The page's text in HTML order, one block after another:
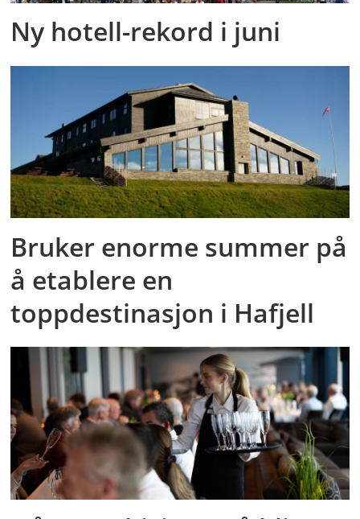
Ny hotell-rekord i juni
Bruker enorme summer på
å etablere en
toppdestinasjon i Hafjell